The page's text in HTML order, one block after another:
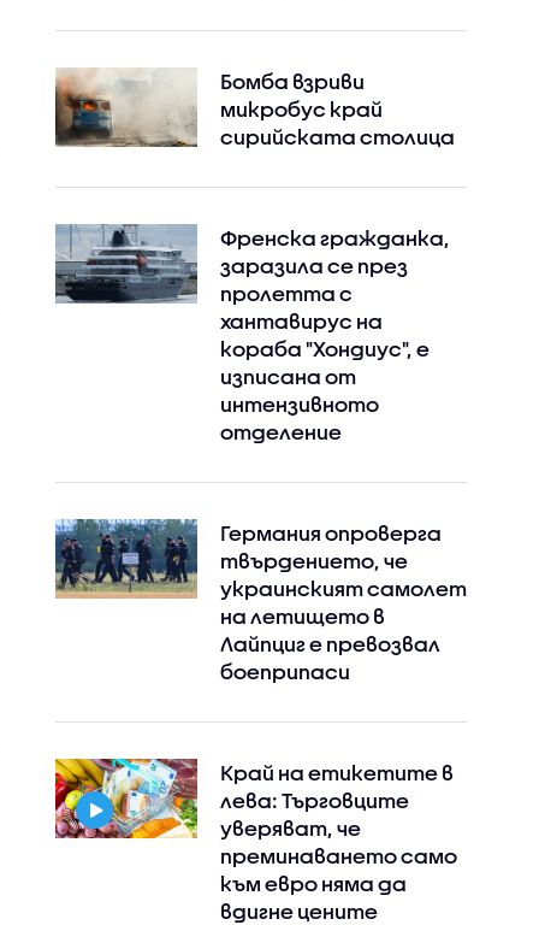
Бомба взриви
микробус край
сирийската столица
Френска гражданка,
заразила се през
пролетта с
хантавирус на
кораба "Хондиус", е
изписана от
интензивното
отделение
Германия опроверга
твърдението, че
украинският самолет
на летището в
Лайпциг е превозвал
боеприпаси
Край на етикетите в
лева: Търговците
уверяват, че
преминаването само
към евро няма да
вдигне цените